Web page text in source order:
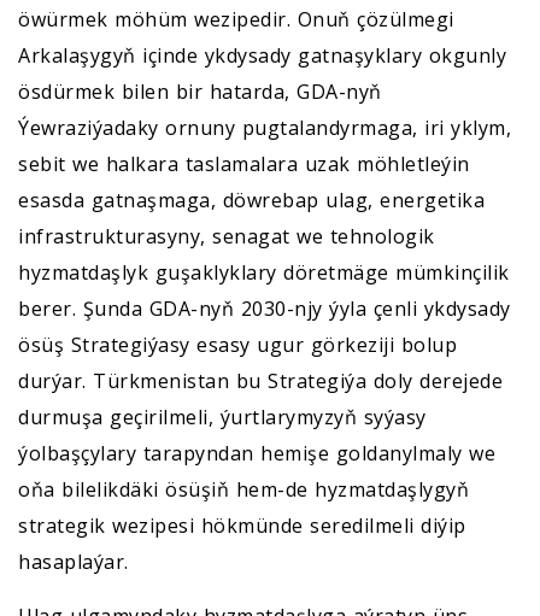
öwürmek möhüm wezipedir. Onuň çözülmegi
Arkalaşygyň içinde ykdysady gatnaşyklary okgunly
ösdürmek bilen bir hatarda, GDA-nyň
Ýewraziýadaky ornuny pugtalandyrmaga, iri yklym,
sebit we halkara taslamalara uzak möhletleýin
esasda gatnaşmaga, döwrebap ulag, energetika
infrastrukturasyny, senagat we tehnologik
hyzmatdaşlyk guşaklyklary döretmäge mümkinçilik
berer. Şunda GDA-nyň 2030-njy ýyla çenli ykdysady
ösüş Strategiýasy esasy ugur görkeziji bolup
durýar. Türkmenistan bu Strategiýa doly derejede
durmuşa geçirilmeli, ýurtlarymyzyň syýasy
ýolbaşçylary tarapyndan hemişe goldanylmaly we
oňa bilelikdäki ösüşiň hem-de hyzmatdaşlygyň
strategik wezipesi hökmünde seredilmeli diýip
hasaplaýar.